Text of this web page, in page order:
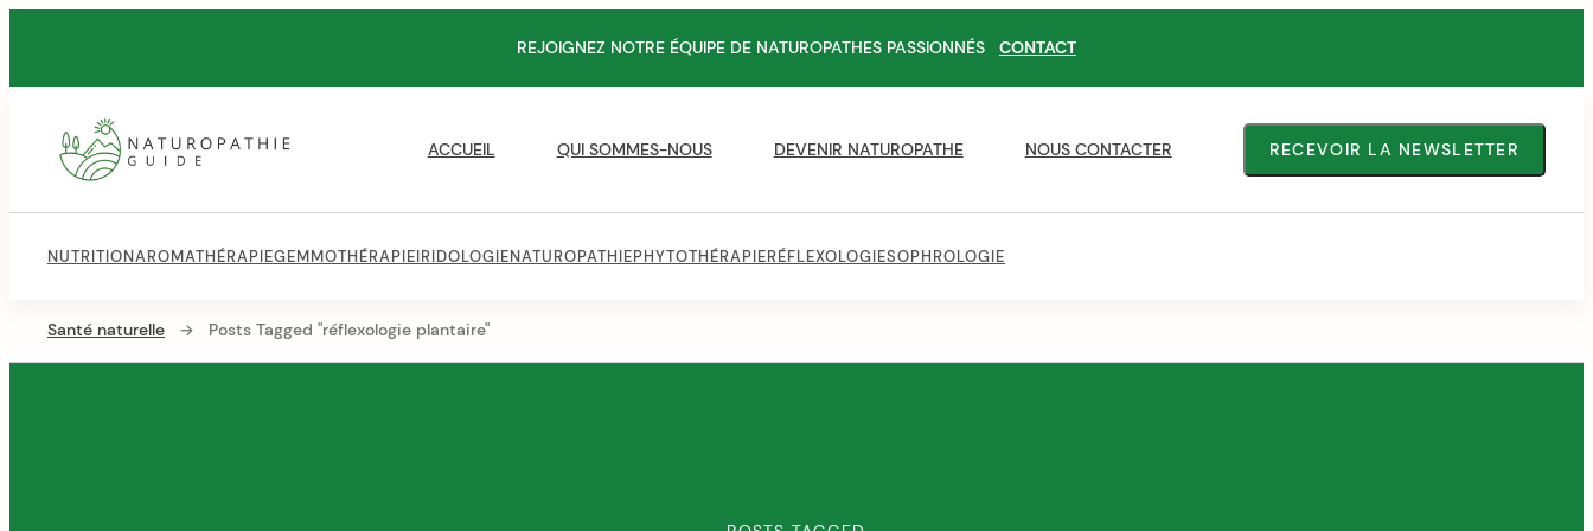
REJOIGNEZ NOTRE ÉQUIPE DE NATUROPATHES PASSIONNÉS CONTACT
Guide
Naturopathie
ACCUEIL QUI SOMMES-NOUS DEVENIR NATUROPATHE NOUS CONTACTER RECEVOIR LA NEWSLETTER
Secondary
NUTRITIONAROMATHÉRAPIEGEMMOTHÉRAPIEIRIDOLOGIENATUROPATHIEPHYTOTHÉRAPIERÉFLEXOLOGIESOPHROLOGIE
Santé naturelle → Posts Tagged "réflexologie plantaire"